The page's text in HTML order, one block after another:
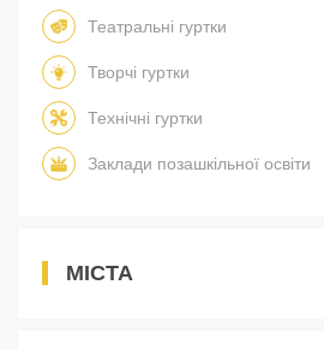
Театральні гуртки
Творчі гуртки
Технічні гуртки
Заклади позашкільної освіти
МІСТА